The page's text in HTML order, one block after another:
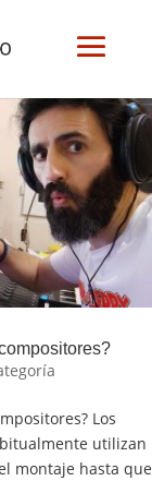
Los
utilizan
montaje hasta que